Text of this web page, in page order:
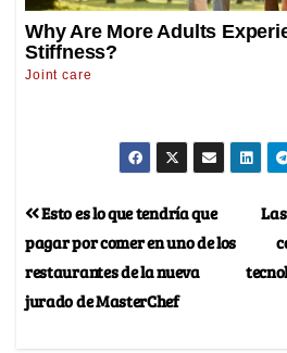
Esto es lo que tendría que
pagar por comer en uno de los
restaurantes de la nueva
jurado de MasterChef